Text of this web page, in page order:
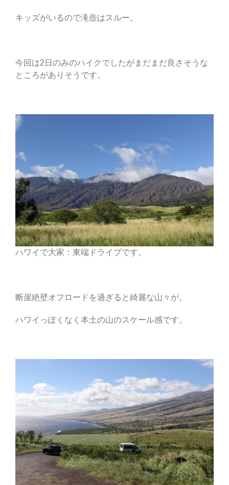
キッズがいるので滝壺はスルー。
今回は2日のみのハイクでしたがまだまだ良さそうな
ところがありそうです。
ハワイで大家：東端ドライブです。
断崖絶壁オフロードを過ぎると綺麗な山々が。
ハワイっぽくなく本土の山のスケール感です。